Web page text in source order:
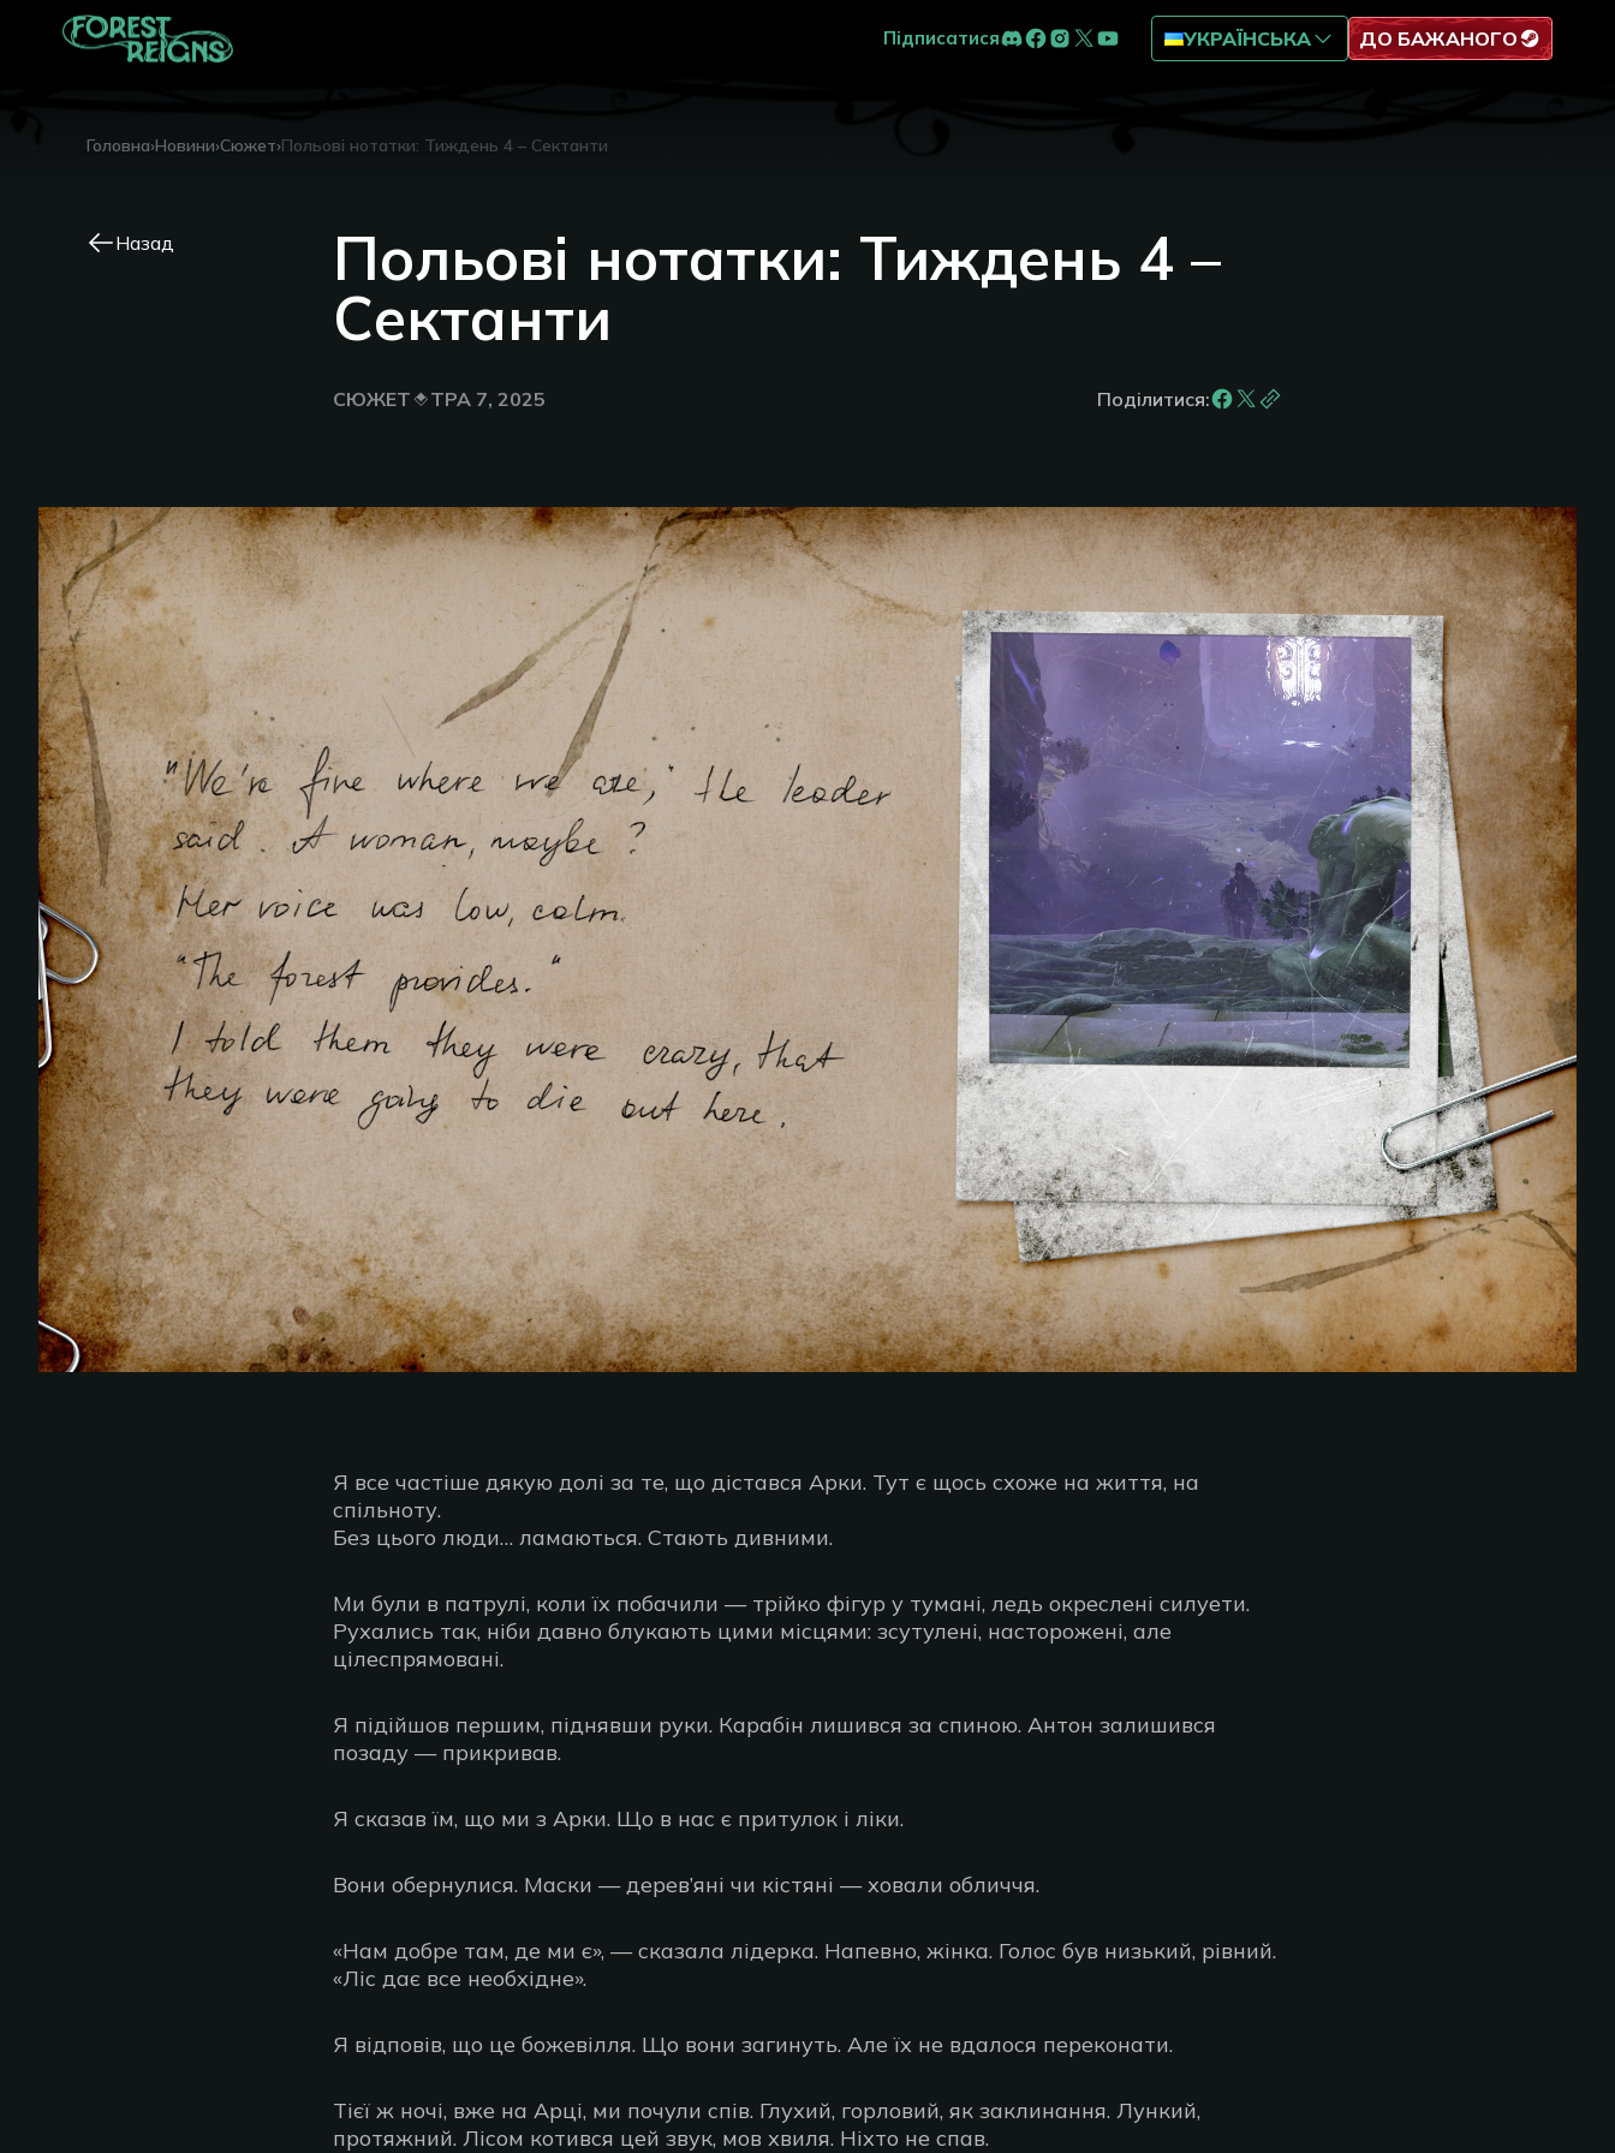
Підписатися УКРАЇНСЬКА ДО БАЖАНОГО
Головна›Новини›Сюжет›Польові нотатки: Тиждень 4 – Сектанти
Назад Польові нотатки: Тиждень 4 –
Сектанти
СЮЖЕТ ТРА 7, 2025 Поділитися:
Я все частіше дякую долі за те, що дістався Арки. Тут є щось схоже на життя, на
спільноту.
Без цього люди… ламаються. Стають дивними.
Ми були в патрулі, коли їх побачили — трійко фігур у тумані, ледь окреслені силуети.
Рухались так, ніби давно блукають цими місцями: зсутулені, насторожені, але
цілеспрямовані.
Я підійшов першим, піднявши руки. Карабін лишився за спиною. Антон залишився
позаду — прикривав.
Я сказав їм, що ми з Арки. Що в нас є притулок і ліки.
Вони обернулися. Маски — дерев’яні чи кістяні — ховали обличчя.
«Нам добре там, де ми є», — сказала лідерка. Напевно, жінка. Голос був низький, рівний.
«Ліс дає все необхідне».
Я відповів, що це божевілля. Що вони загинуть. Але їх не вдалося переконати.
Тієї ж ночі, вже на Арці, ми почули спів. Глухий, горловий, як заклинання. Лункий,
протяжний. Лісом котився цей звук, мов хвиля. Ніхто не спав.